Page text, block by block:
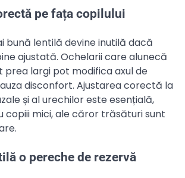
pe fața copilului
bună lentilă devine inutilă dacă
ajustată. Ochelarii care alunecă
prea largi pot modifica axul de
disconfort. Ajustarea corectă la
și al urechilor este esențială,
copiii mici, ale căror trăsături sunt
o pereche de rezervă